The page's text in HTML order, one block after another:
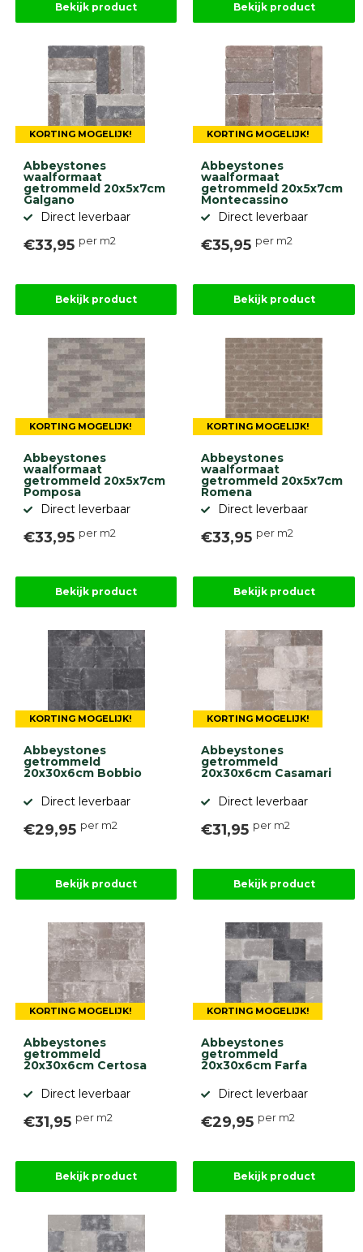
Bekijk product Bekijk product
KORTING MOGELIJK!
Abbeystones
waalformaat
getrommeld 20x5x7cm
Galgano
Direct leverbaar
€33,95 per m2
Bekijk product
KORTING MOGELIJK!
Abbeystones
waalformaat
getrommeld 20x5x7cm
Montecassino
Direct leverbaar
€35,95 per m2
Bekijk product
KORTING MOGELIJK!
Abbeystones
waalformaat
getrommeld 20x5x7cm
Pomposa
Direct leverbaar
€33,95 per m2
Bekijk product
KORTING MOGELIJK!
Abbeystones
waalformaat
getrommeld 20x5x7cm
Romena
Direct leverbaar
€33,95 per m2
Bekijk product
KORTING MOGELIJK!
Abbeystones
getrommeld
20x30x6cm Bobbio
Direct leverbaar
€29,95 per m2
Bekijk product
KORTING MOGELIJK!
Abbeystones
getrommeld
20x30x6cm Casamari
Direct leverbaar
€31,95 per m2
Bekijk product
KORTING MOGELIJK!
Abbeystones
getrommeld
20x30x6cm Certosa
Direct leverbaar
€31,95 per m2
Bekijk product
KORTING MOGELIJK!
Abbeystones
getrommeld
20x30x6cm Farfa
Direct leverbaar
€29,95 per m2
Bekijk product